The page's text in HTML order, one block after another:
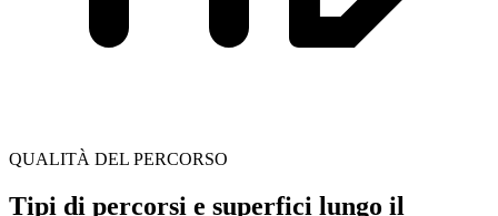
QUALITÀ DEL PERCORSO
Tipi di percorsi e superfici lungo il